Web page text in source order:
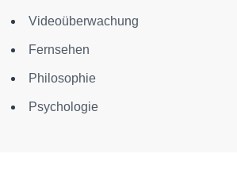
Videoüberwachung
Fernsehen
Philosophie
Psychologie